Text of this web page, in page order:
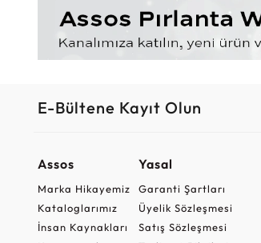
E-Bültene Kayıt Olun
Assos
Marka Hikayemiz
Kataloglarımız
İnsan Kaynakları
Yasal
Garanti Şartları
Üyelik Sözleşmesi
Satış Sözleşmesi